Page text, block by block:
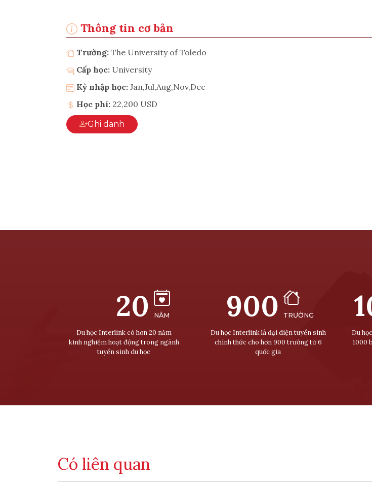
Thông tin cơ bản
Trường: The University of Toledo
Cấp học: University
Kỳ nhập học: Jan,Jul,Aug,Nov,Dec
Học phí: 22,200 USD
Ghi danh
20 NĂM
Du học Interlink có hơn 20 năm
kinh nghiệm hoạt động trong ngành
tuyển sinh du học
900 TRƯỜNG
Du học Interlink là đại diện tuyển sinh
chính thức cho hơn 900 trường từ 6
quốc gia
Du
1000
Có liên quan